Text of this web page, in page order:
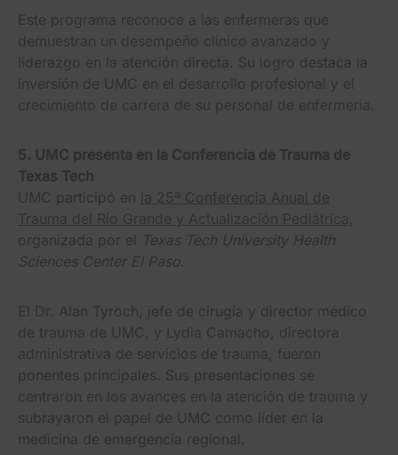
Este programa reconoce a las enfermeras que
demuestran un desempeño clínico avanzado y
liderazgo en la atención directa. Su logro destaca la
inversión de UMC en el desarrollo profesional y el
crecimiento de carrera de su personal de enfermería.
5. UMC presenta en la Conferencia de Trauma de
Texas Tech
UMC participó en la 25ª Conferencia Anual de
Trauma del Río Grande y Actualización Pediátrica,
organizada por el
Texas Tech University Health
Sciences Center El Paso.
El Dr. Alan Tyroch, jefe de cirugía y director médico
de trauma de UMC, y Lydia Camacho, directora
administrativa de servicios de trauma, fueron
ponentes principales. Sus presentaciones se
centraron en los avances en la atención de trauma y
subrayaron el papel de UMC como líder en la
medicina de emergencia regional.